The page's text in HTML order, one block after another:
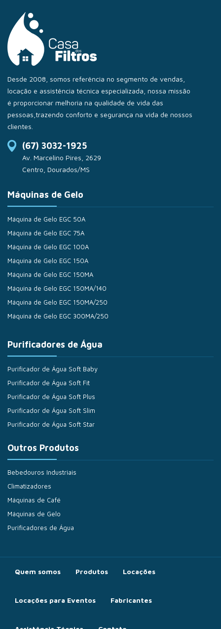
Desde 2008, somos referência no segmento de vendas,
locação e assistência técnica especializada, nossa missão
é proporcionar melhoria na qualidade de vida das
pessoas,trazendo conforto e segurança na vida de nossos
clientes.
(67) 3032-1925
Av. Marcelino Pires, 2629
Centro, Dourados/MS
Máquinas de Gelo
Máquina de Gelo EGC 50A
Máquina de Gelo EGC 75A
Máquina de Gelo EGC 100A
Máquina de Gelo EGC 150A
Máquina de Gelo EGC 150MA
Máquina de Gelo EGC 150MA/140
Máquina de Gelo EGC 150MA/250
Máquina de Gelo EGC 300MA/250
Purificadores de Água
Purificador de Água Soft Baby
Purificador de Água Soft Fit
Purificador de Água Soft Plus
Purificador de Água Soft Slim
Purificador de Água Soft Star
Outros Produtos
Bebedouros Industriais
Climatizadores
Máquinas de Café
Máquinas de Gelo
Purificadores de Água
Quem somos Produtos Locações
Locações para Eventos Fabricantes